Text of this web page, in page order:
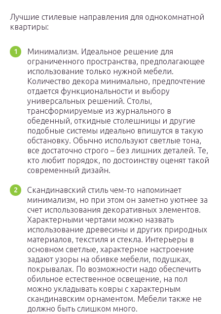
Лучшие стилевые направления для однокомнатной
квартиры:
Минимализм. Идеальное решение для
ограниченного пространства, предполагающее
использование только нужной мебели.
Количество декора минимально, предпочтение
отдается функциональности и выбору
универсальных решений. Столы,
трансформируемые из журнального в
обеденный, откидные столешницы и другие
подобные системы идеально впишутся в такую
обстановку. Обычно используют светлые тона,
все достаточно строго – без лишних деталей. Те,
кто любит порядок, по достоинству оценят такой
современный дизайн.
Скандинавский стиль чем-то напоминает
минимализм, но при этом он заметно уютнее за
счет использования декоративных элементов.
Характерными чертами можно назвать
использование древесины и других природных
материалов, текстиля и стекла. Интерьеры в
основном светлые, характерное настроение
задают узоры на обивке мебели, подушках,
покрывалах. По возможности надо обеспечить
обильное естественное освещение, на пол
можно укладывать ковры с характерным
скандинавским орнаментом. Мебели также не
должно быть слишком много.